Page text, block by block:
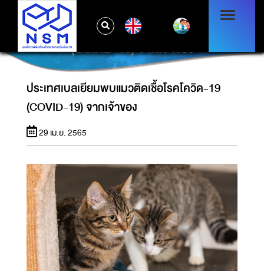
ประเทศเบลเยียมพบแมวติดเชื้อโรคโควิด-19
(COVID-19) จากเจ้าของ
ประเทศเบลเยียมพบแมวติดเชื้อโรคโควิด-19
(COVID-19) จากเจ้าของ
29 เม.ย. 2565